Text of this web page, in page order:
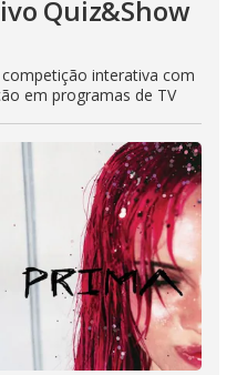
Quiz&Show
interativa com
em programas de TV